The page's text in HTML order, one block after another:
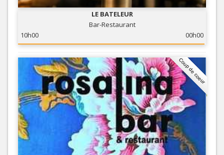
LE BATELEUR
Bar-Restaurant
10h00
00h00
Coup de coeur